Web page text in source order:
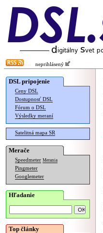
neprihlásený
DSL pripojenie
Ceny DSL
Dostupnosť DSL
Fórum o DSL
Výsledky meraní
Satelitná mapa SR
Merače
Speedmeter Merania
Pingmeter
Googlemeter
Hľadanie
Top články